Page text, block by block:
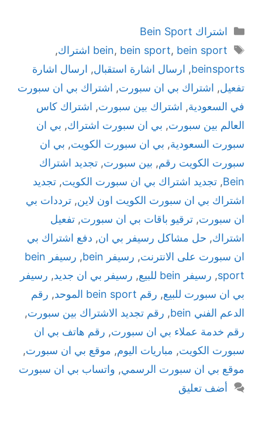
اشتراك Bein Sport
bein, bein sport, bein sport اشتراك
,
beinsports
, ارسال اشارة استقبال, ارسال اشارة
تفعيل, اشتراك بي ان سبورت, اشتراك بي ان سبورت
في السعودية, اشتراك بين سبورت, اشتراك كاس
العالم بين سبورت, بي ان سبورت اشتراك, بي ان
سبورت السعودية, بي ان سبورت الكويت, بي ان
سبورت الكويت رقم, بين سبورت, تجديد اشتراك
Bein
, تجديد اشتراك بي ان سبورت الكويت, تجديد
اشتراك بي ان سبورت الكويت اون لاين, ترددات بي
ان سبورت, ترقيو باقات بي ان سبورت, تفعيل
اشتراك, حل مشاكل رسيفر بي ان, دفع اشتراك بي
ان سبورت على الانترنت, رسيفر bein ,
رسيفر bein
sport
, رسيفر bein للبيع , رسيفر بي ان جديد, رسيفر
بي ان سبورت للبيع, رقم bein sport الموحد , رقم
الدعم الفني bein
, رقم تجديد الاشتراك بين سبورت,
رقم خدمة عملاء بي ان سبورت, رقم هاتف بي ان
سبورت الكويت, مباريات اليوم, موقع بي ان سبورت,
موقع بي ان سبورت الرسمي, واتساب بي ان سبورت
أضف تعليق